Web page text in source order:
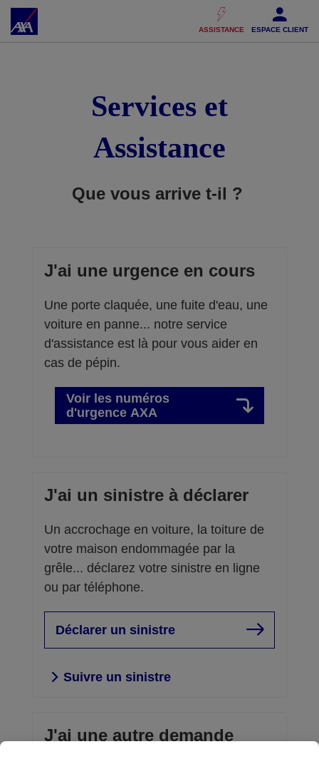
Accéder au Contenu Accéder au Pied de page
ASSISTANCE ESPACE CLIENT
Services et
Assistance
Que vous arrive t-il ?
J'ai une urgence en cours
Une porte claquée, une fuite d'eau, une
voiture en panne... notre service
d'assistance est là pour vous aider en
cas de pépin.
Voir les numéros
d'urgence AXA
J'ai un sinistre à déclarer
Un accrochage en voiture, la toiture de
votre maison endommagée par la
grêle... déclarez votre sinistre en ligne
ou par téléphone.
Déclarer un sinistre
Suivre un sinistre
J'ai une autre demande